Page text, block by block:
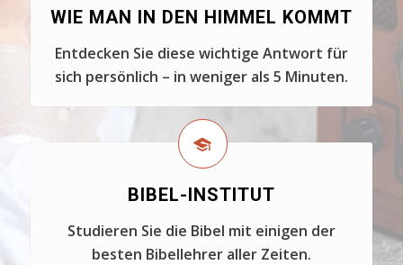
WIE MAN IN DEN HIMMEL KOMMT
Entdecken Sie diese wichtige Antwort für
sich persönlich – in weniger als 5 Minuten.
BIBEL-INSTITUT
Studieren Sie die Bibel mit einigen der
besten Bibellehrer aller Zeiten.